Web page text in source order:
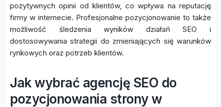
pozytywnych opinii od klientów, co wpływa na reputację
firmy w internecie. Profesjonalne pozycjonowanie to także
możliwość śledzenia wyników działań SEO i
dostosowywania strategii do zmieniających się warunków
rynkowych oraz potrzeb klientów.
Jak wybrać agencję SEO do
pozycjonowania strony w